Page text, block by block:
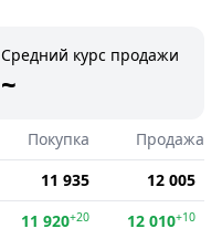
Средний курс продажи
~
Покупка
Продажа
11 935
12 005
11 920+20 12 010+10